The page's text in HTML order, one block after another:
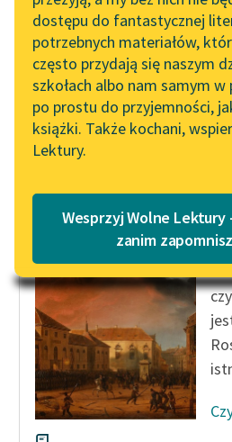
literatury skandynawskiej
Spotkanie z Katarzyną
Tunkiel w Oslo
102. lata temu zmarł
Joseph Conrad
Lektury szkolne i klasyka
literatury do słuchania dla
uczennic i uczniów z
niepełnosprawnościami
E-kolekcja lektur
szkolnych i literatury do
słuchania dla uczennic i
uczniów z
niepełnosprawnościami
dostępu do fantastycznej
potrzebnych materiałów,
często przydają się naszym
szkołach albo nam samym w
po prostu do przyjemności,
książki. Także kochani,
Lektury.
Wesprzyj Wolne
zanim zapomnisz